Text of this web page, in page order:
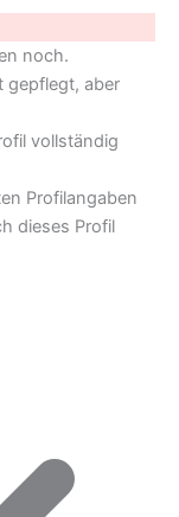
noch.
gepflegt, aber
vollständig
Profilangaben
dieses Profil